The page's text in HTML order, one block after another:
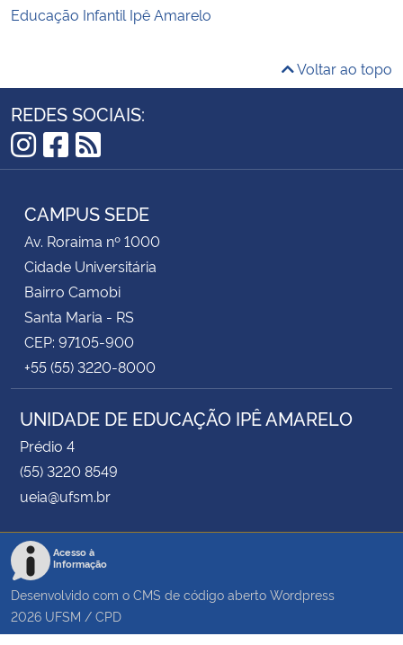
Educação Infantil Ipê Amarelo
Voltar ao topo
REDES SOCIAIS:
Instagram
Facebook
RSS
CAMPUS SEDE
Av. Roraima nº 1000
Cidade Universitária
Bairro Camobi
Santa Maria - RS
CEP: 97105-900
+55 (55) 3220-8000
UNIDADE DE EDUCAÇÃO IPÊ AMARELO
Prédio 4
(55) 3220 8549
ueia@ufsm.br
Acesso à
Informação
Desenvolvido com o CMS de código aberto Wordpress
2026 UFSM / CPD